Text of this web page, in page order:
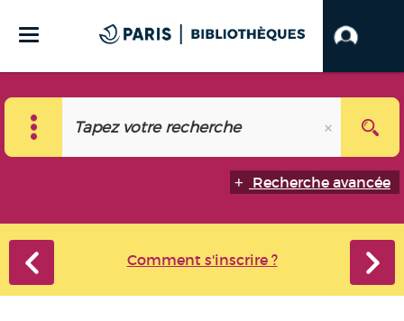
Recherche avancée
Comment s'inscrire ?